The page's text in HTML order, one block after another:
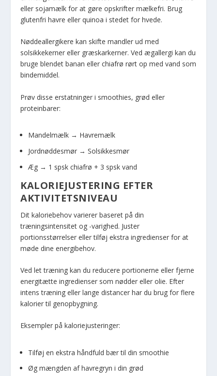
eller sojamælk for at gøre opskrifter mælkefri. Brug
glutenfri havre eller quinoa i stedet for hvede.
Nøddeallergikere kan skifte mandler ud med
solsikkekerner eller græskarkerner. Ved ægallergi kan du
bruge blendet banan eller chiafrø rørt op med vand som
bindemiddel.
Prøv disse erstatninger i smoothies, grød eller
proteinbarer:
Mandelmælk → Havremælk
Jordnøddesmør → Solsikkesmør
Æg → 1 spsk chiafrø + 3 spsk vand
KALORIEJUSTERING EFTER
AKTIVITETSNIVEAU
Dit kaloriebehov varierer baseret på din
træningsintensitet og -varighed. Juster
portionsstørrelser eller tilføj ekstra ingredienser for at
møde dine energibehov.
Ved let træning kan du reducere portionerne eller fjerne
energitætte ingredienser som nødder eller olie. Efter
intens træning eller lange distancer har du brug for flere
kalorier til genopbygning.
Eksempler på kaloriejusteringer:
Tilføj en ekstra håndfuld bær til din smoothie
Øg mængden af havregryn i din grød